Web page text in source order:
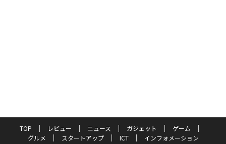
TOP レビュー ニュース ガジェット
ゲーム
グルメ
スタートアップ ICT インフォメーション